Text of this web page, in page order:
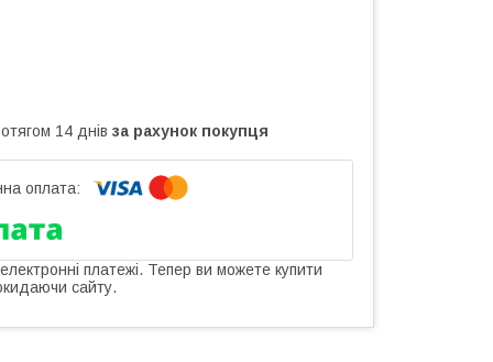
14 днів за рахунок покупця
платежі. Тепер ви можете купити
сайту.